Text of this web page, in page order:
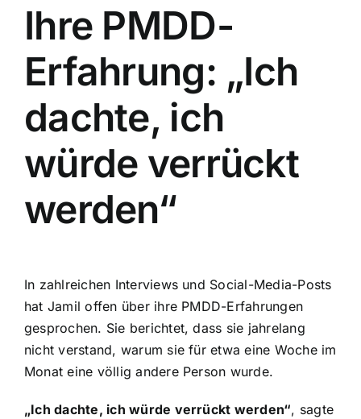
Ihre PMDD-
Erfahrung: „Ich
dachte, ich
würde verrückt
werden“
In zahlreichen Interviews und Social-Media-Posts
hat Jamil offen über ihre PMDD-Erfahrungen
gesprochen. Sie berichtet, dass sie jahrelang
nicht verstand, warum sie für etwa eine Woche im
Monat eine völlig andere Person wurde.
„Ich dachte, ich würde verrückt werden“, sagte